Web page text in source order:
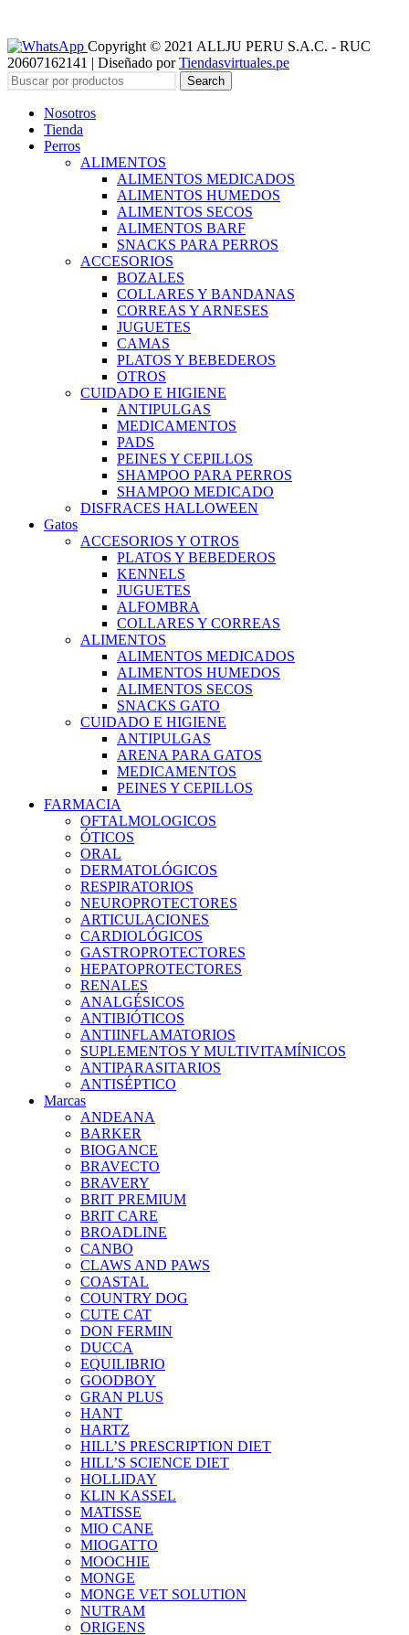
Copyright © 2021 ALLJU PERU S.A.C. - RUC
20607162141 | Diseñado porTiendasvirtuales.pe
Search
Nosotros
Tienda
Perros
ALIMENTOS
ALIMENTOS MEDICADOS
ALIMENTOS HUMEDOS
ALIMENTOS SECOS
ALIMENTOS BARF
SNACKS PARA PERROS
ACCESORIOS
BOZALES
COLLARES Y BANDANAS
CORREAS Y ARNESES
JUGUETES
CAMAS
PLATOS Y BEBEDEROS
OTROS
CUIDADO E HIGIENE
ANTIPULGAS
MEDICAMENTOS
PADS
PEINES Y CEPILLOS
SHAMPOO PARA PERROS
SHAMPOO MEDICADO
DISFRACES HALLOWEEN
Gatos
ACCESORIOS Y OTROS
PLATOS Y BEBEDEROS
KENNELS
JUGUETES
ALFOMBRA
COLLARES Y CORREAS
ALIMENTOS
ALIMENTOS MEDICADOS
ALIMENTOS HUMEDOS
ALIMENTOS SECOS
SNACKS GATO
CUIDADO E HIGIENE
ANTIPULGAS
ARENA PARA GATOS
MEDICAMENTOS
PEINES Y CEPILLOS
FARMACIA
OFTALMOLOGICOS
ÓTICOS
ORAL
DERMATOLÓGICOS
RESPIRATORIOS
NEUROPROTECTORES
ARTICULACIONES
CARDIOLÓGICOS
GASTROPROTECTORES
HEPATOPROTECTORES
RENALES
ANALGÉSICOS
ANTIBIÓTICOS
ANTIINFLAMATORIOS
SUPLEMENTOS Y MULTIVITAMÍNICOS
ANTIPARASITARIOS
ANTISÉPTICO
Marcas
ANDEANA
BARKER
BIOGANCE
BRAVECTO
BRAVERY
BRIT PREMIUM
BRIT CARE
BROADLINE
CANBO
CLAWS AND PAWS
COASTAL
COUNTRY DOG
CUTE CAT
DON FERMIN
DUCCA
EQUILIBRIO
GOODBOY
GRAN PLUS
HANT
HARTZ
HILL’S PRESCRIPTION DIET
HILL’S SCIENCE DIET
HOLLIDAY
KLIN KASSEL
MATISSE
MIO CANE
MIOGATTO
MOOCHIE
MONGE
MONGE VET SOLUTION
NUTRAM
ORIGENS